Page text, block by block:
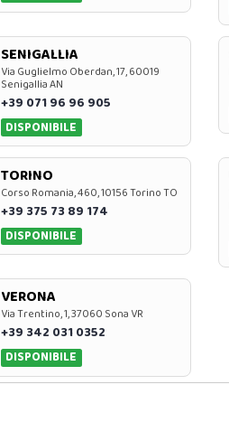
SENIGALLIA
Via Guglielmo Oberdan, 17, 60019
Senigallia AN
+39 071 96 96 905
DISPONIBILE
TORINO
Corso Romania, 460, 10156 Torino TO
+39 375 73 89 174
DISPONIBILE
VERONA
Via Trentino, 1, 37060 Sona VR
+39 342 031 0352
DISPONIBILE